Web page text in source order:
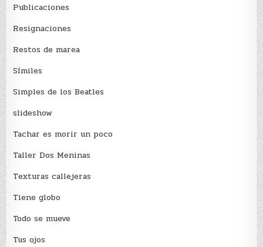
Publicaciones
Resignaciones
Restos de marea
Sí­miles
Simples de los Beatles
slideshow
Tachar es morir un poco
Taller Dos Meninas
Texturas callejeras
Tiene globo
Todo se mueve
Tus ojos